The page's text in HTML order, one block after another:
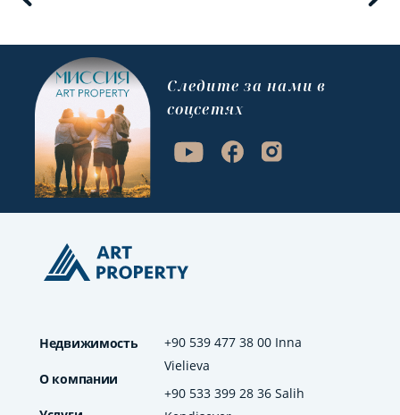
+90 539 477 38 00 Inna
Vielieva
+90 533 399 28 36 Salih
Недвижимость
О компании
Cледите за нами в
соцсетях